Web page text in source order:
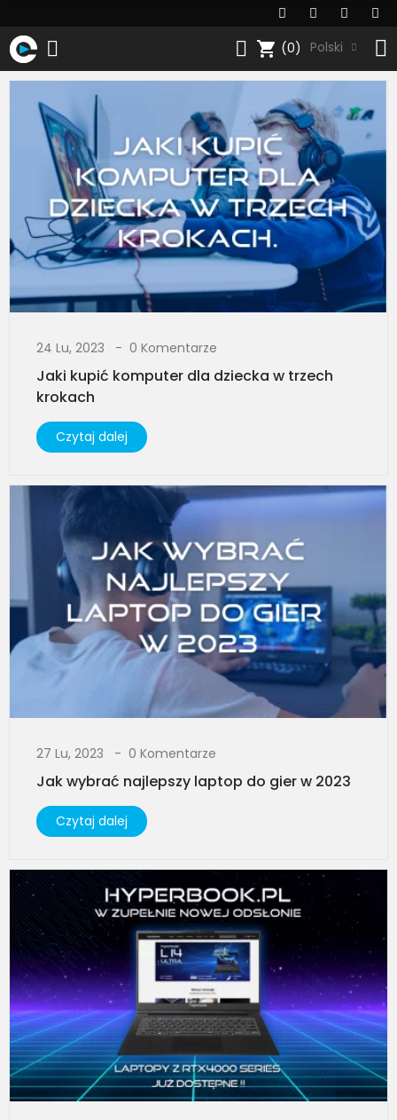
shopping_cart (0) Polski
24 Lu, 2023 0 Komentarze
Jaki kupić komputer dla dziecka w trzech
krokach
Czytaj dalej
27 Lu, 2023 0 Komentarze
Jak wybrać najlepszy laptop do gier w 2023
Czytaj dalej